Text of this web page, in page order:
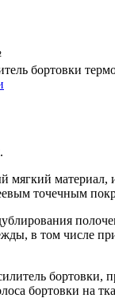
бортовки
мягкий материал,
точечным
в том числе
бортовки,
бортовки на